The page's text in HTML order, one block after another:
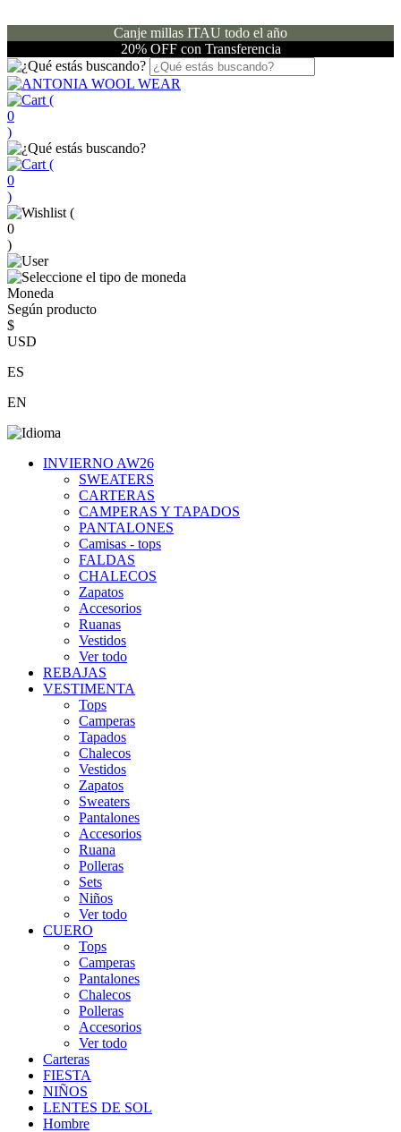
Canje millas ITAU todo el año
20% OFF con Transferencia
(
0
)
(
0
)
(
0
)
Moneda
Según producto
$
USD
ES
EN
INVIERNO AW26
SWEATERS
CARTERAS
CAMPERAS Y TAPADOS
PANTALONES
Camisas - tops
FALDAS
CHALECOS
Zapatos
Accesorios
Ruanas
Vestidos
Ver todo
REBAJAS
VESTIMENTA
Tops
Camperas
Tapados
Chalecos
Vestidos
Zapatos
Sweaters
Pantalones
Accesorios
Ruana
Polleras
Sets
Niños
Ver todo
CUERO
Tops
Camperas
Pantalones
Chalecos
Polleras
Accesorios
Ver todo
Carteras
FIESTA
NIÑOS
LENTES DE SOL
Hombre